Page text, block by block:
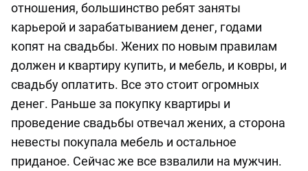
отношения, большинство ребят заняты
карьерой и зарабатыванием денег, годами
копят на свадьбы. Жених по новым правилам
должен и квартиру купить, и мебель, и ковры, и
свадьбу оплатить. Все это стоит огромных
денег. Раньше за покупку квартиры и
проведение свадьбы отвечал жених, а сторона
невесты покупала мебель и остальное
приданое. Сейчас же все взвалили на мужчин.